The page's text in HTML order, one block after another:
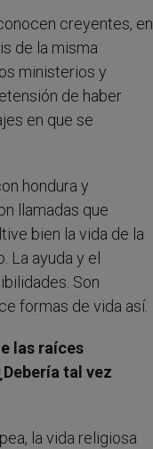
creyentes, en
de la misma
ministerios y
de haber
en que se
hondura y
llamadas que
bien la vida de la
ayuda y el
Son
formas de vida así.
las raíces
tal vez
la vida religiosa